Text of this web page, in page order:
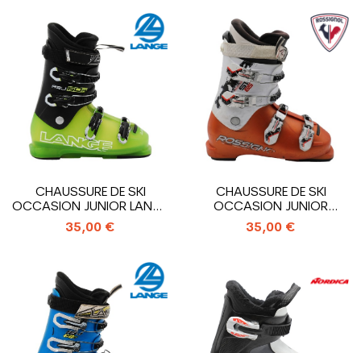
CHAUSSURE DE SKI
OCCASION JUNIOR LANGE
RSJ 60R_4...
35,00 €
CHAUSSURE DE SKI
OCCASION JUNIOR
ROSSIGNOL RADICAL...
35,00 €